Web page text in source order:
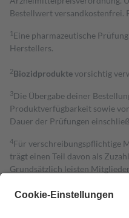
Bestell­wert versand­kosten­frei.
1 Eine pharmazeutische
Herstellers.
2Biozidproduktevorsichtig
3Die Übergabe deiner
Produktverfügbarkeit sowie
Dauer der Prüfungen
4Für verschreibungspflichtige
trägt einen Teil davon als
Grundsätzlich leisten
Diese Regeln gelten